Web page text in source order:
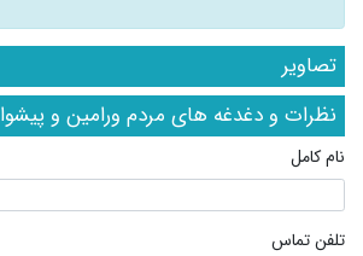
تصاویر
نظرات و دغدغه های مردم ورامین و پیشوا
نام کامل
تلفن تماس